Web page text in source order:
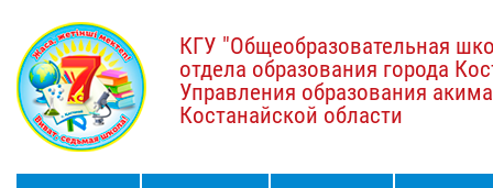
КГУ "Общеобразовательная
отдела образования города
Управления образования
Костанайской области